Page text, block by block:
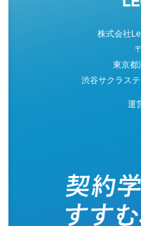
株式会社
東京都
渋谷サクラス
運